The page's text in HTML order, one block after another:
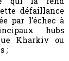
défaillance
par l’échec à
hubs
Kharkiv ou
;